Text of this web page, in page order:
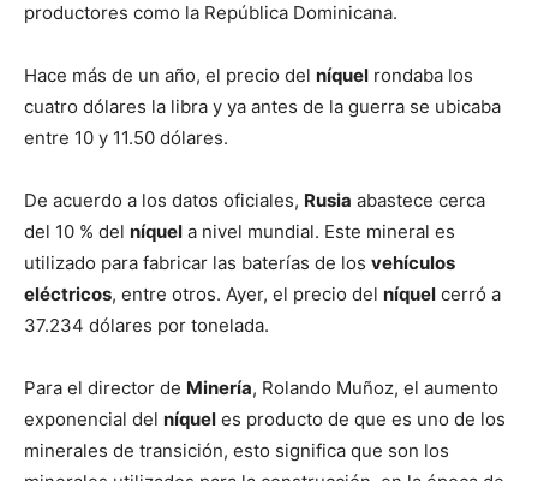
productores como la República Dominicana.
Hace más de un año, el precio del níquel rondaba los
cuatro dólares la libra y ya antes de la guerra se ubicaba
entre 10 y 11.50 dólares.
De acuerdo a los datos oficiales, Rusia abastece cerca
del 10 % del níquel a nivel mundial. Este mineral es
utilizado para fabricar las baterías de los vehículos
eléctricos, entre otros. Ayer, el precio del níquel cerró a
37.234 dólares por tonelada.
Para el director de Minería, Rolando Muñoz, el aumento
exponencial del níquel es producto de que es uno de los
minerales de transición, esto significa que son los